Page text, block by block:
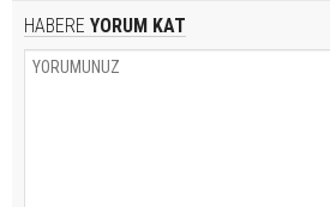
HABERE YORUM KAT